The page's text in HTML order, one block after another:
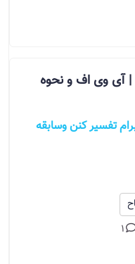
تفسیر آزمایشات ناباروری با IVF | آی وی اف و نحوه
تفسير كنن وسابقه
1